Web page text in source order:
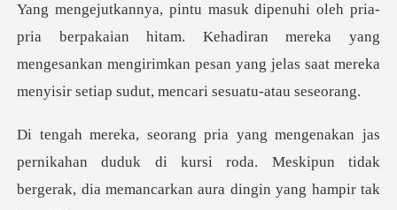
dipenuhi oleh pria-
pria berpakaian hitam. Kehadiran mereka yang
mengesankan mengirimk
nikahan duduk di kursi roda. Meskipun tidak
bergerak,